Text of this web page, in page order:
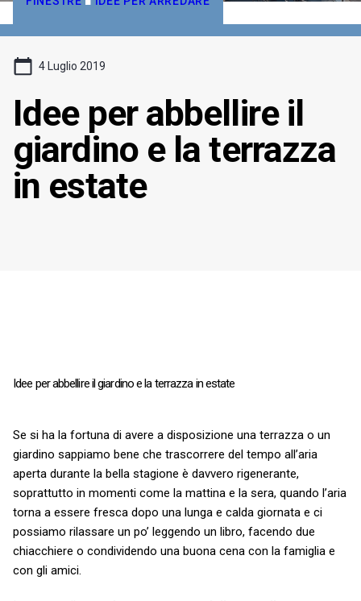
4 Luglio 2019
Idee per abbellire il
giardino e la terrazza
in estate
Idee per abbellire il giardino e la terrazza in estate
Se si ha la fortuna di avere a disposizione una terrazza o un
giardino sappiamo bene che trascorrere del tempo all’aria
aperta durante la bella stagione è davvero rigenerante,
soprattutto in momenti come la mattina e la sera, quando l’aria
torna a essere fresca dopo una lunga e calda giornata e ci
possiamo rilassare un po’ leggendo un libro, facendo due
chiacchiere o condividendo una buona cena con la famiglia e
con gli amici.